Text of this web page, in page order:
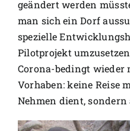
geändert werden
man sich ein Dorf
spezielle
Pilotprojekt
Corona-bedingt wieder
Vorhaben: keine Reise
Nehmen dient, sondern